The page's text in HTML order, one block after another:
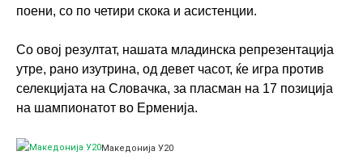
поени, со по четири скока и асистенции.
Со овој резултат, нашата младинска репрезентација
утре, рано изутрина, од девет часот, ќе игра против
селекцијата на Словачка, за пласман на 17 позиција
на шампионатот во Ерменија.
Македонија У20